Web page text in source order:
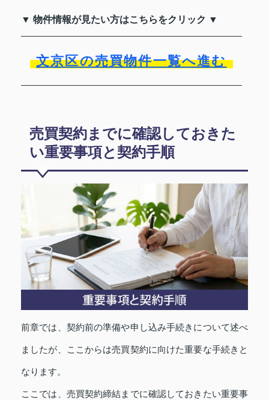
▼ 物件情報が見たい方はこちらをクリック ▼
文京区の売買物件一覧へ進む
売買契約までに確認しておきた
い重要事項と契約手順
前章では、契約前の準備や申し込み手続きについて述べ
ましたが、ここからは売買契約に向けた重要な手続きと
なります。
ここでは、売買契約締結までに確認しておきたい重要事